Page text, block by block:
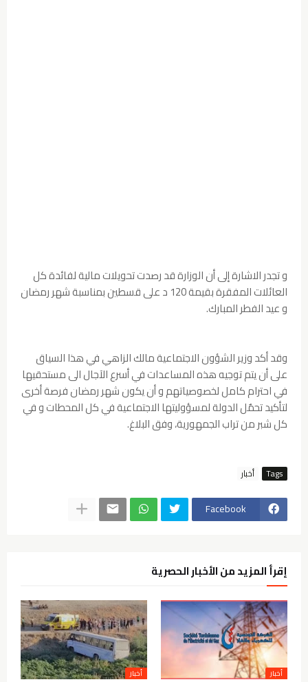
و تجدر الاشارة إلى أن الوزارة قد رصدت تحويلات مالية لفائدة كل
العائلات المفقرة بقيمة 120 د على قسطين بمناسبة شهر رمضان
و عيد الفطر المبارك.
وقد أكد وزير الشؤون الاجتماعية مالك الزاهي في هذا السياق
على أن يتم توجيه هذه المساعدات في أسرع الآجال الى مستحقيها
في احترام كامل لخصوصياتهم و أن يكون شهر رمضان فرصة أخرى
لتأكيد تحمٌل الدولة لمسؤوليتها الاجتماعية في كل المحطات و في
كل شبر من تراب الجمهورية، وفق البلاغ.
Tags أخبار
Facebook
إقرأ المزيد من الأخبار الحصرية
أخبار أخبار